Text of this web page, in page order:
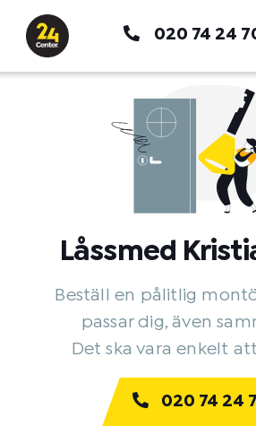
innehåll
020 74 24
Låssmed
Beställ en pålitlig
passar dig, även
Det ska vara enkelt
020 74 24